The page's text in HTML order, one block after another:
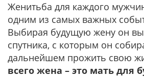
Женитьба для каждого
одним из самых важных
Выбирая будущую жену он
спутника, с которым он
дальнейшем прожить свою
всего жена – это мать для